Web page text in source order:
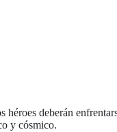
héroes deberán
y cósmico.